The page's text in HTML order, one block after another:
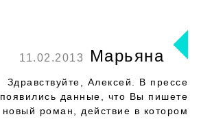
11.02.2013 Марьяна
Здравствуйте, Алексей. В прессе
появились данные, что Вы пишете
новый роман, действие в котором